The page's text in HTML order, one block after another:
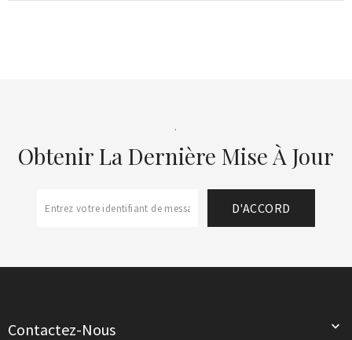
.
Obtenir La Dernière Mise À Jour
Contactez-Nous 